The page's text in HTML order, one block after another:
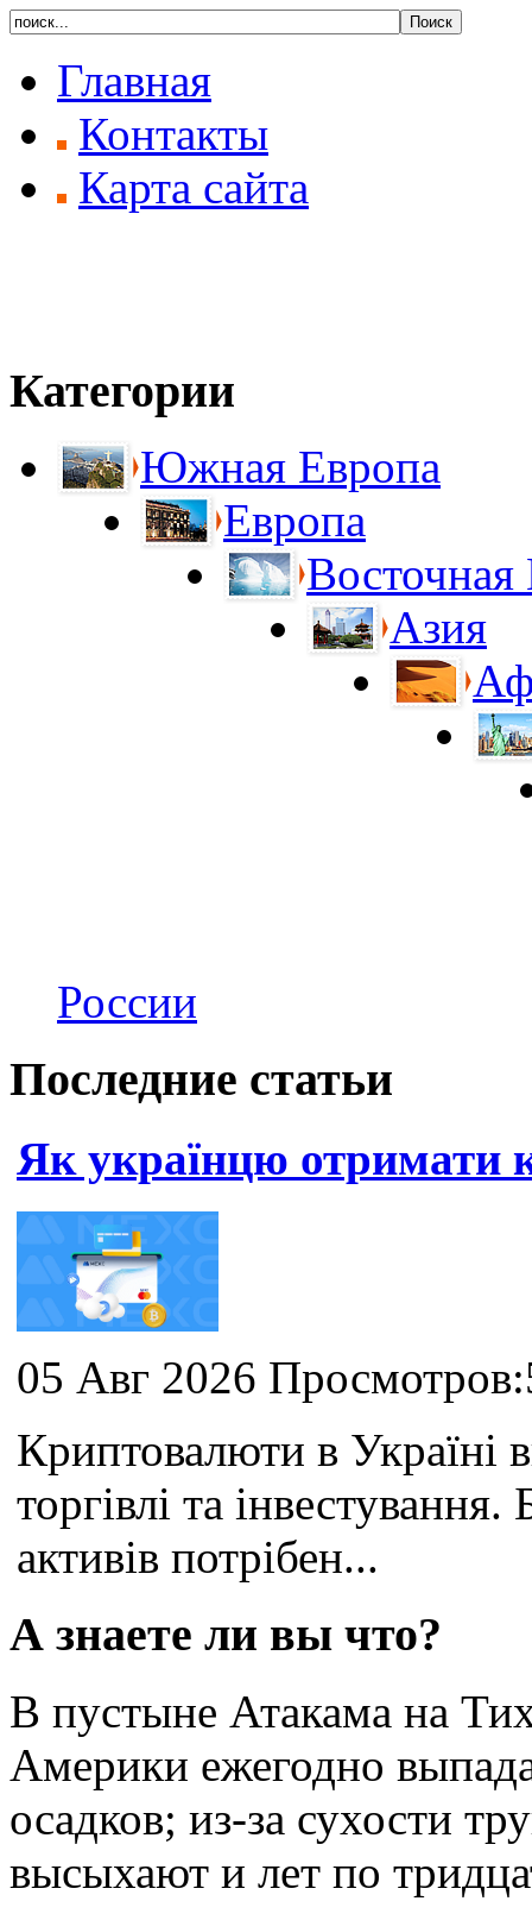
Главная
Контакты
Карта сайта
Категории
Южная Европа
Европа
Восточная
Азия
России
Последние статьи
Як українцю отримати
05 Авг 2026
Криптовалюти в Україні
торгівлі та
активів потрібен...
А знаете ли вы что?
В пустыне Атакама на
Америки ежегодно
осадков; из-за сухости
высыхают и лет по